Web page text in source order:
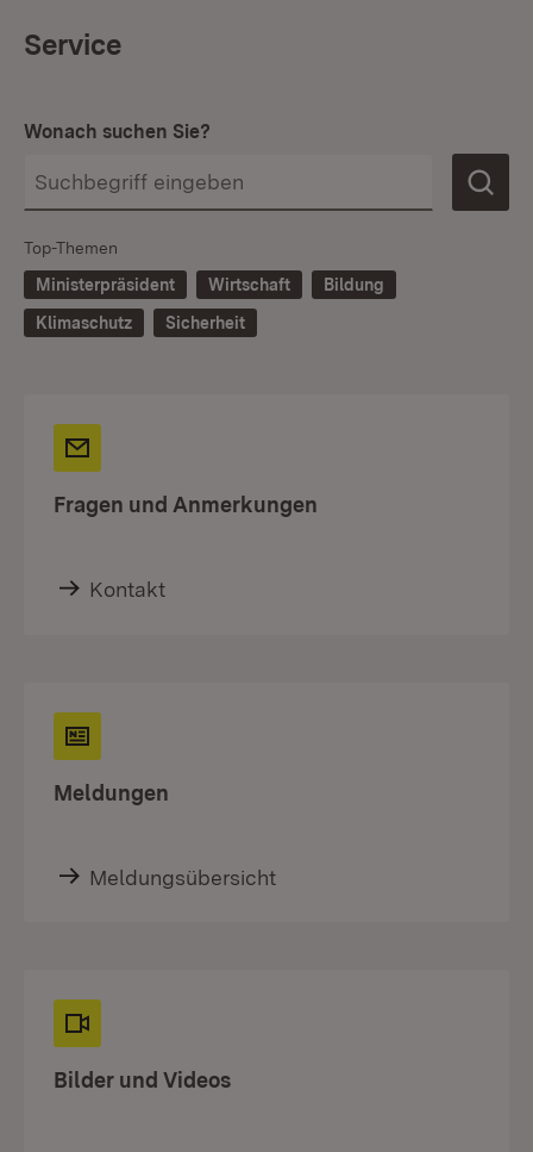
Service
Wonach suchen Sie?
Top-Themen
Ministerpräsident
Wirtschaft
Bildung
Klimaschutz
Sicherheit
Fragen und Anmerkungen
Kontakt
Meldungen
Meldungsübersicht
Bilder und Videos